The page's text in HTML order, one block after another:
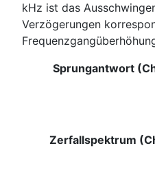
kHz ist das
Verzögerungen
Sprungantwort
Zerfallspektrum